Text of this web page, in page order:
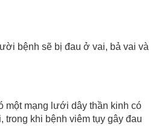
bệnh sẽ bị đau ở vai, bả vai và
một mạng lưới dây thần kinh có
khi bệnh viêm tụy gây đau